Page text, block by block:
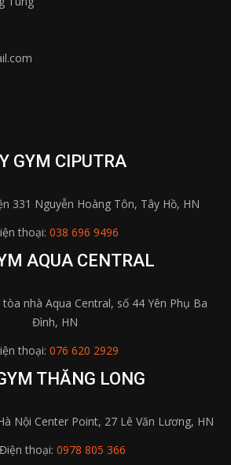
GYM CIPUTRA
331 Nguyễn Hoàng Tôn, Tây Hồ, HN
thoại: 038 696 9496
AQUA CENTRAL
nhà Aqua Central, số 44 Yên Phụ Ba
Đình, HN
thoại: 076 620 2929
THĂNG LONG
Nội Center Point, 27 Lê Văn Lương, HN
Điện thoại: 0978 805 366